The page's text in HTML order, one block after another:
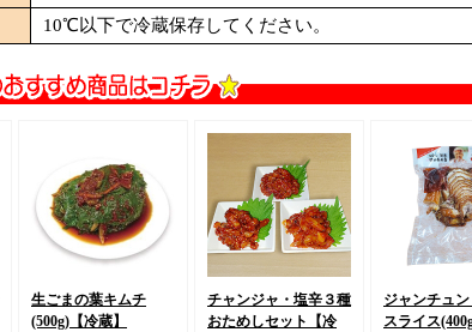
10℃以下で冷蔵保存してください。
生ごまの葉キムチ
(500g) 【冷蔵】
チャンジャ・塩辛３種
おためしセット
【冷
ジャンチュ
スライス